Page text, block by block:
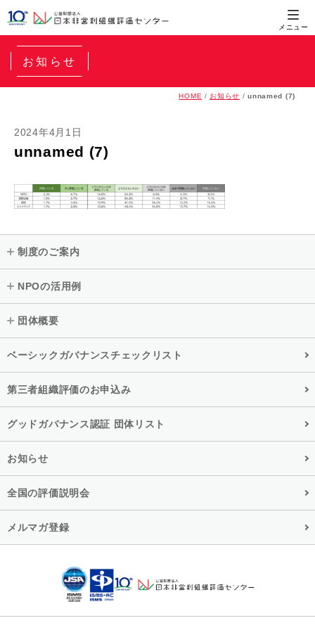
お知らせ
HOME / お知らせ /unnamed (7)
2024年4月1日
unnamed (7)
制度のご案内
NPOの活用例
団体概要
ベーシックガバナンスチェックリスト
第三者組織評価のお申込み
グッドガバナンス認証 団体リスト
お知らせ
全国の評価説明会
メルマガ登録